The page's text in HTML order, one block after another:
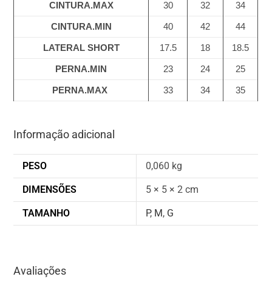
CINTURA.MAX 30 32 34
CINTURA.MIN 40 42 44
LATERAL SHORT 17.5 18 18.5
PERNA.MIN 23 24 25
PERNA.MAX 33 34 35
Informação adicional
PESO 0,060 kg
DIMENSÕES 5 × 5 × 2 cm
TAMANHO P, M, G
Avaliações